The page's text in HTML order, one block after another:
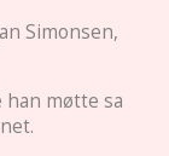
Simonsen,
møtte sa